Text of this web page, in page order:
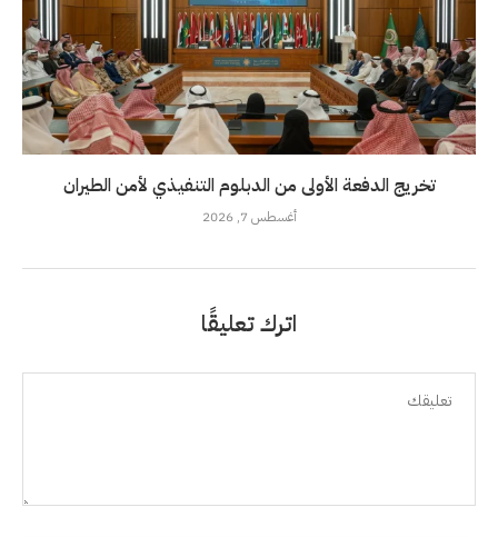
تخريج الدفعة الأولى من الدبلوم التنفيذي لأمن الطيران
أغسطس 7, 2026
اترك تعليقًا